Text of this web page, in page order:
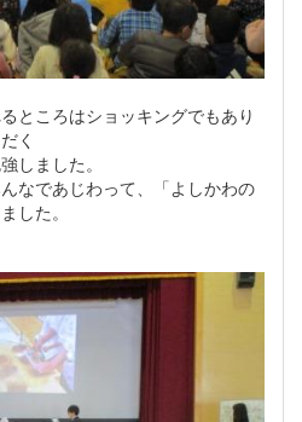
ところはショッキングでもあり
く
しました。
なであじわって、「よしかわの
した。